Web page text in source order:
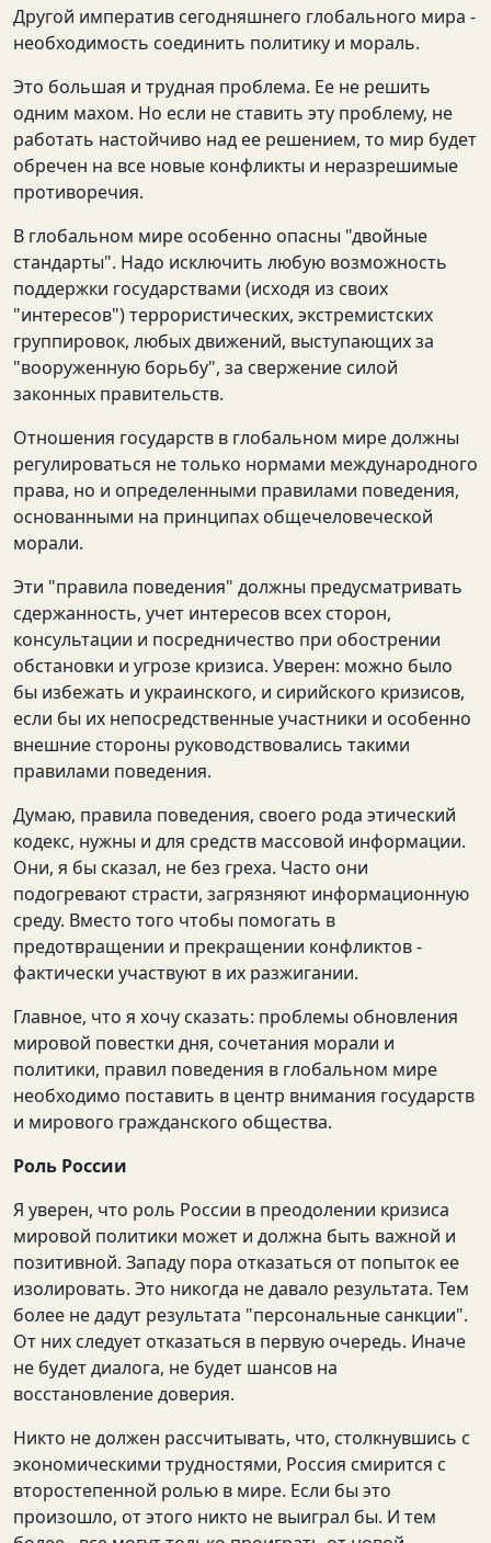
Другой императив сегодняшнего глобального мира -
необходимость соединить политику и мораль.
Это большая и трудная проблема. Ее не решить
одним махом. Но если не ставить эту проблему, не
работать настойчиво над ее решением, то мир будет
обречен на все новые конфликты и неразрешимые
противоречия.
В глобальном мире особенно опасны "двойные
стандарты". Надо исключить любую возможность
поддержки государствами (исходя из своих
"интересов") террористических, экстремистских
группировок, любых движений, выступающих за
"вооруженную борьбу", за свержение силой
законных правительств.
Отношения государств в глобальном мире должны
регулироваться не только нормами международного
права, но и определенными правилами поведения,
основанными на принципах общечеловеческой
морали.
Эти "правила поведения" должны предусматривать
сдержанность, учет интересов всех сторон,
консультации и посредничество при обострении
обстановки и угрозе кризиса. Уверен: можно было
бы избежать и украинского, и сирийского кризисов,
если бы их непосредственные участники и особенно
внешние стороны руководствовались такими
правилами поведения.
Думаю, правила поведения, своего рода этический
кодекс, нужны и для средств массовой информации.
Они, я бы сказал, не без греха. Часто они
подогревают страсти, загрязняют информационную
среду. Вместо того чтобы помогать в
предотвращении и прекращении конфликтов -
фактически участвуют в их разжигании.
Главное, что я хочу сказать: проблемы обновления
мировой повестки дня, сочетания морали и
политики, правил поведения в глобальном мире
необходимо поставить в центр внимания государств
и мирового гражданского общества.
Роль России
Я уверен, что роль России в преодолении кризиса
мировой политики может и должна быть важной и
позитивной. Западу пора отказаться от попыток ее
изолировать. Это никогда не давало результата. Тем
более не дадут результата "персональные санкции".
От них следует отказаться в первую очередь. Иначе
не будет диалога, не будет шансов на
восстановление доверия.
Никто не должен рассчитывать, что, столкнувшись с
экономическими трудностями, Россия смирится с
второстепенной ролью в мире. Если бы это
произошло, от этого никто не выиграл бы. И тем